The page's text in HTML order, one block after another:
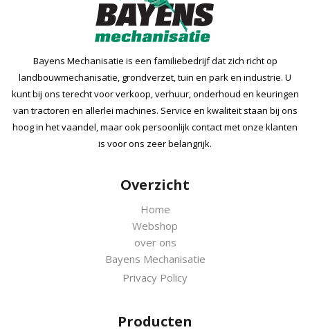
Bayens Mechanisatie is een familiebedrijf dat zich richt op
landbouwmechanisatie, grondverzet, tuin en park en industrie. U
kunt bij ons terecht voor verkoop, verhuur, onderhoud en keuringen
van tractoren en allerlei machines. Service en kwaliteit staan bij ons
hoog in het vaandel, maar ook persoonlijk contact met onze klanten
is voor ons zeer belangrijk.
Overzicht
Home
Webshop
over ons
Bayens Mechanisatie
Privacy Policy
Producten